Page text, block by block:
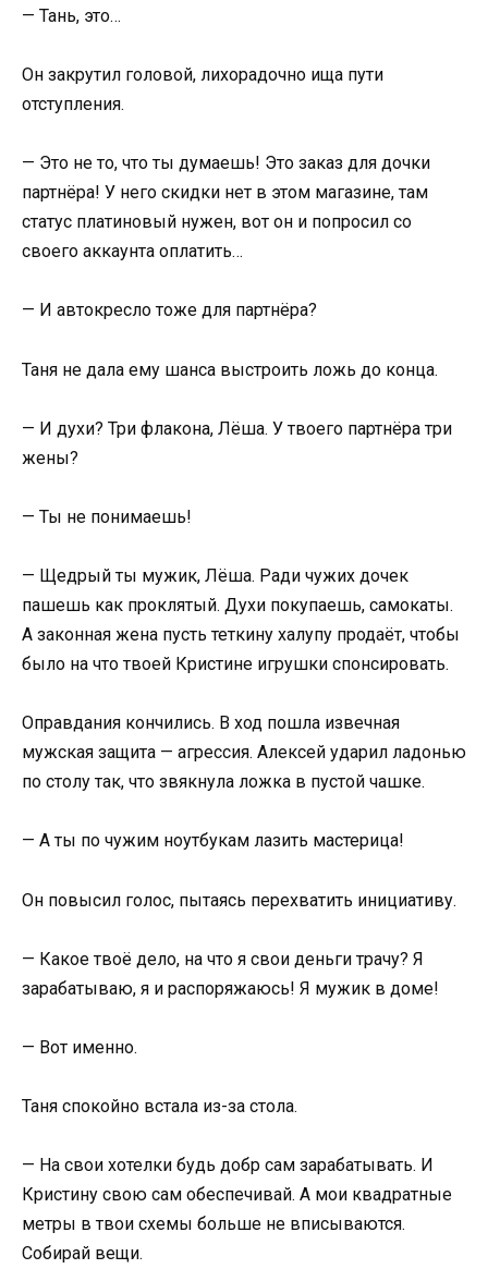
— Тань, это…
Он закрутил головой, лихорадочно ища пути
отступления.
— Это не то, что ты думаешь! Это заказ для дочки
партнёра! У него скидки нет в этом магазине, там
статус платиновый нужен, вот он и попросил со
своего аккаунта оплатить…
— И автокресло тоже для партнёра?
Таня не дала ему шанса выстроить ложь до конца.
— И духи? Три флакона, Лёша. У твоего партнёра три
жены?
— Ты не понимаешь!
— Щедрый ты мужик, Лёша. Ради чужих дочек
пашешь как проклятый. Духи покупаешь, самокаты.
А законная жена пусть теткину халупу продаёт, чтобы
было на что твоей Кристине игрушки спонсировать.
Оправдания кончились. В ход пошла извечная
мужская защита — агрессия. Алексей ударил ладонью
по столу так, что звякнула ложка в пустой чашке.
— А ты по чужим ноутбукам лазить мастерица!
Он повысил голос, пытаясь перехватить инициативу.
— Какое твоё дело, на что я свои деньги трачу? Я
зарабатываю, я и распоряжаюсь! Я мужик в доме!
— Вот именно.
Таня спокойно встала из-за стола.
— На свои хотелки будь добр сам зарабатывать. И
Кристину свою сам обеспечивай. А мои квадратные
метры в твои схемы больше не вписываются.
Собирай вещи.